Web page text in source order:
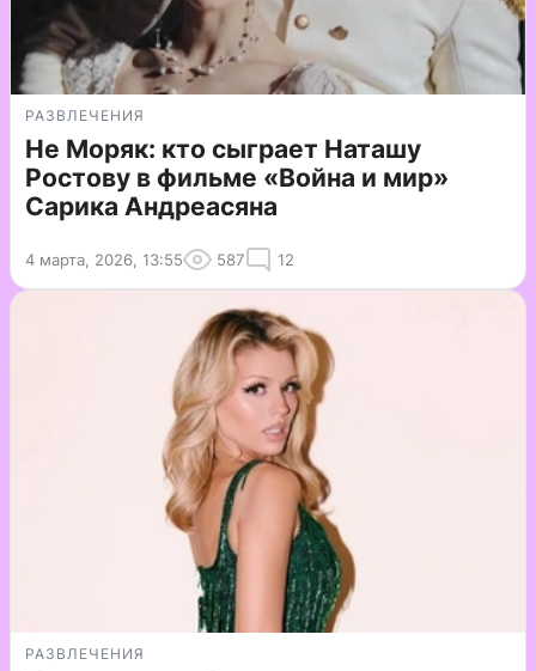
РАЗВЛЕЧЕНИЯ
Не Моряк: кто сыграет Наташу
Ростову в фильме «Война и мир»
Сарика Андреасяна
4 марта, 2026, 13:55 587 12
РАЗВЛЕЧЕНИЯ